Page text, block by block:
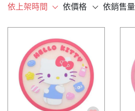
依上架時間 依價格 依銷售量